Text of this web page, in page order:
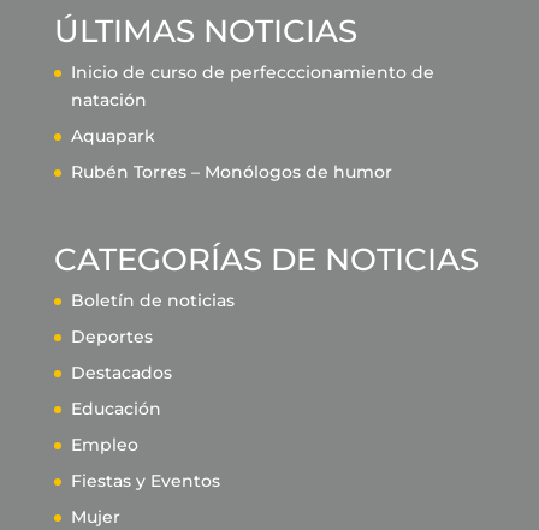
ÚLTIMAS NOTICIAS
Inicio de curso de perfecccionamiento de
natación
Aquapark
Rubén Torres – Monólogos de humor
CATEGORÍAS DE NOTICIAS
Boletín de noticias
Deportes
Destacados
Educación
Empleo
Fiestas y Eventos
Mujer